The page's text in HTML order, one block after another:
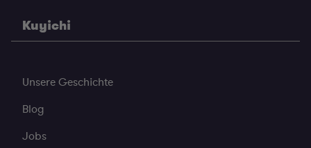
Kuyichi
Unsere Geschichte
Blog
Jobs